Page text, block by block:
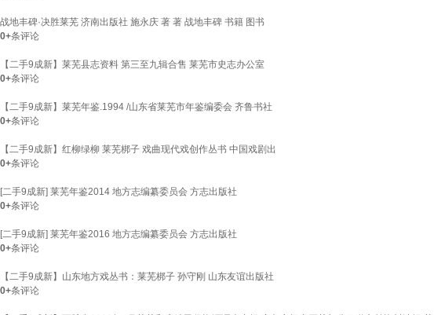
战地丰碑·决胜莱芜 济南出版社 施永庆 著 著 战地丰碑 书籍 图书
0+条评论
【二手9成新】莱芜县志资料 第三至九辑合售 莱芜市史志办公室
0+条评论
【二手9成新】莱芜年鉴.1994 /山东省莱芜市年鉴编委会 齐鲁书社
0+条评论
【二手9成新】红柳绿柳 莱芜梆子 戏曲现代戏创作丛书 中国戏剧出
0+条评论
[二手9成新] 莱芜年鉴2014 地方志编纂委员会 方志出版社
0+条评论
[二手9成新] 莱芜年鉴2016 地方志编纂委员会 方志出版社
0+条评论
【二手9成新】山东地方戏丛书：莱芜梆子 孙守刚 山东友谊出版社
0+条评论